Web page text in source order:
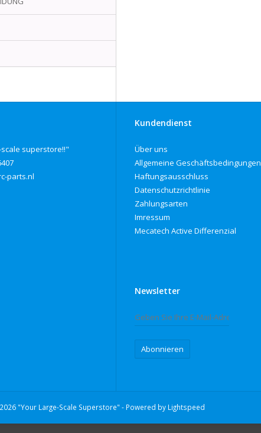
superstore!!"
parts.nl
Kundendienst
Über uns
Allgemeine Geschäftsbedingungen
Haftungsausschluss
Datenschutzrichtlinie
Zahlungsarten
Imressum
Mecatech Active Differenzial
Newsletter
Abonnieren
"Your Large-Scale Superstore" - Powered by Lightspeed